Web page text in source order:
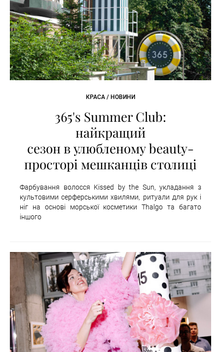
КРАСА / НОВИНИ
365's Summer Club:
найкращий
сезон в улюбленому beauty-
просторі мешканців столиці
Фарбування волосся Kissed by the Sun, укладання з
культовими серферськими хвилями, ритуали для рук і
ніг на основі морської косметики Thalgo та багато
іншого